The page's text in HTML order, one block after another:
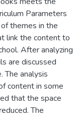
Parameters
themes in the
link the content to
After analyzing
are discussed
The analysis
content in some
that the space
The